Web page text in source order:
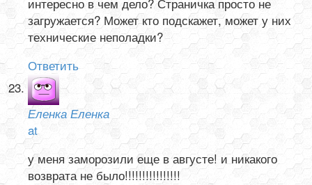
загружается? Может кто подскажет, может у них
технические неполадки?
Ответить
Еленка Еленка
at
у меня заморозили еще в августе! и никакого
возврата не было!!!!!!!!!!!!!!!!